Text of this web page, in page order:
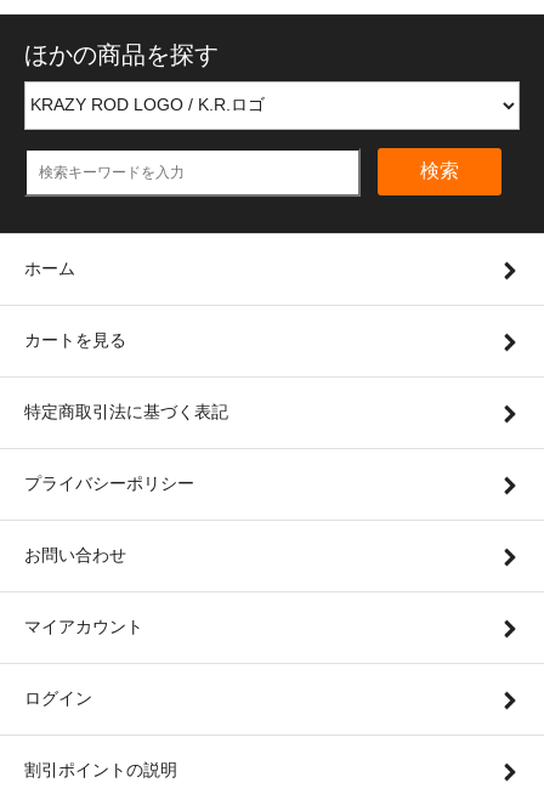
ほかの商品を探す
検索
ホーム
カートを見る
特定商取引法に基づく表記
プライバシーポリシー
お問い合わせ
マイアカウント
ログイン
割引ポイントの説明